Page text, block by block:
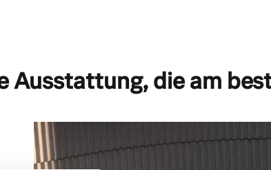
Ausstattung, die am